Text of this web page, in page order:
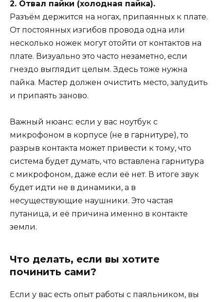
2. Отвал пайки (холодная пайка).
Разъём держится на ногах, припаянных к плате.
От постоянных изгибов провода одна или
несколько ножек могут отойти от контактов на
плате. Визуально это часто незаметно, если
гнездо выглядит целым. Здесь тоже нужна
пайка. Мастер должен очистить место, залудить
и припаять заново.
Важный нюанс: если у вас ноутбук с
микрофоном в корпусе (не в гарнитуре), то
разрыв контакта может привести к тому, что
система будет думать, что вставлена гарнитура
с микрофоном, даже если её нет. В итоге звук
будет идти не в динамики, а в
несуществующие наушники. Это частая
путаница, и её причина именно в контакте
земли.
Что делать, если вы хотите
починить сами?
Если у вас есть опыт работы с паяльником, вы